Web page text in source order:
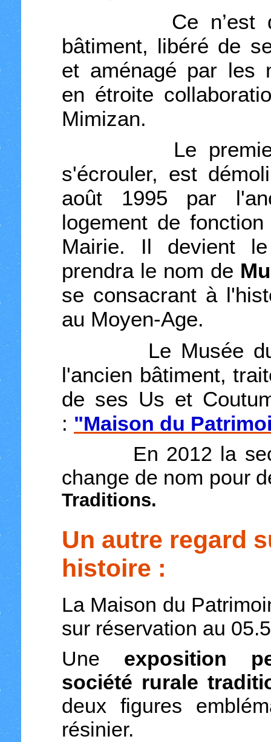
Ce n’est
bâtiment, libéré de
et aménagé par les
en étroite
Mimizan.
Le premier
s'écrouler, est
août 1995 par
logement de
Mairie. Il devient
prendra le nom de
se consacrant à
au Moyen-Age.
Le Musée du
l'ancien bâtiment,
de ses Us et
: "Maison du
En 2012 la
change de nom pour
Traditions.
Un autre regard
histoire :
La Maison du
sur réservation au
Une exposition
société rurale
deux figures
résinier.